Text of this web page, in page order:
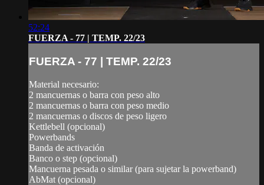
52:24
FUERZA - 77 | TEMP. 22/23
FUERZA - 77 | TEMP. 22/23
Material necesario:
2 mancuernas o barra con peso alto
2 mancuernas o barra con peso medio
2 mancuernas o discos de peso ligero
Kettlebell (opcional)
Powerbands
Banda de activación
Banco o step (opcional)
Mancuerna pesada o similar (para sujetar la powerband)
AbMat (opcional)